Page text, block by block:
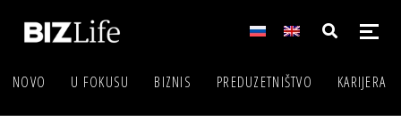
NOVO U FOKUSU BIZNIS PREDUZETNIŠTVO KARIJERA